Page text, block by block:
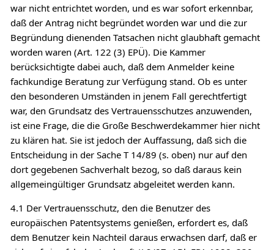
war nicht entrichtet worden, und es war sofort erkennbar,
daß der Antrag nicht begründet worden war und die zur
Begründung dienenden Tatsachen nicht glaubhaft gemacht
worden waren (Art. 122 (3) EPÜ). Die Kammer
berücksichtigte dabei auch, daß dem Anmelder keine
fachkundige Beratung zur Verfügung stand. Ob es unter
den besonderen Umständen in jenem Fall gerechtfertigt
war, den Grundsatz des Vertrauensschutzes anzuwenden,
ist eine Frage, die die Große Beschwerdekammer hier nicht
zu klären hat. Sie ist jedoch der Auffassung, daß sich die
Entscheidung in der Sache T 14/89 (s. oben) nur auf den
dort gegebenen Sachverhalt bezog, so daß daraus kein
allgemeingültiger Grundsatz abgeleitet werden kann.
4.1 Der Vertrauensschutz, den die Benutzer des
europäischen Patentsystems genießen, erfordert es, daß
dem Benutzer kein Nachteil daraus erwachsen darf, daß er